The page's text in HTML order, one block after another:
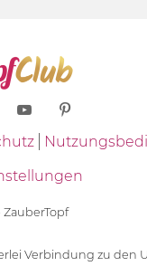
Verbindung zu